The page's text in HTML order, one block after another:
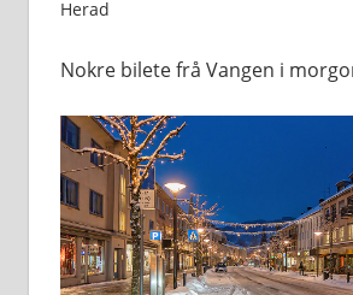
Herad
Nokre bilete frå Vangen i